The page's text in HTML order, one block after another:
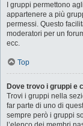
I gruppi permettono
appartenere a più
permessi. Questo
moderatori per un
ecc.
Top
Dove trovo i gruppi e
Trovi i gruppi nella
far parte di uno di
sempre però i gruppi